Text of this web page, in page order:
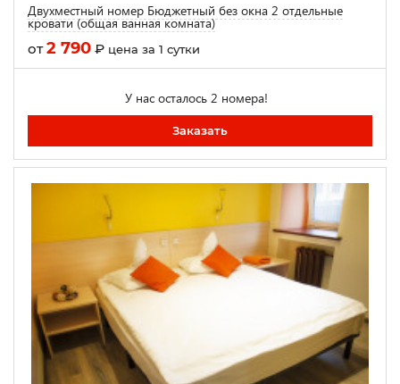
Двухместный номер Бюджетный без окна 2 отдельные
кровати (общая ванная комната)
от2 790 ₽ цена за 1 сутки
У нас осталось 2 номера!
Заказать